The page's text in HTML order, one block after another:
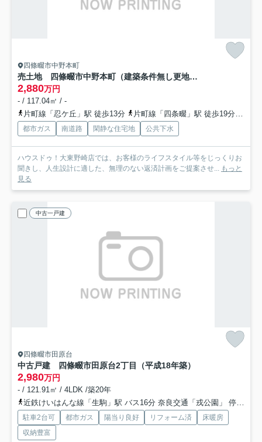
四條畷市中野本町
売土地 四條畷市中野本町（建築条件無し更地渡し）
2,880万円
- / 117.04㎡ / -
片町線「忍ケ丘」駅 徒歩13分
片町線「四条畷」駅 徒歩19分
都市ガス 南道路 閑静な住宅地 公共下水
ハウスドゥ！大東野崎店では、お客様のライフスタイル等をじっくりお
聞きし、人生設計に適した、無理のない返済計画をご提案させ... もっと
見る
中古一戸建
四條畷市田原台
中古戸建 四條畷市田原台2丁目（平成18年築）
2,980万円
- / 121.91㎡ / 4LDK /築20年
近鉄けいはんな線「生駒」駅 バス16分 奈良交通「戎公園」 停歩3分
駐車2台可 都市ガス 陽当り良好 リフォーム済
床暖房
収納豊富